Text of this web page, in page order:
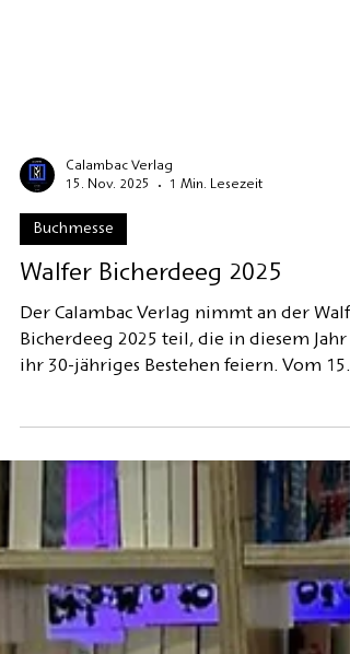
Walfer Bicherdeeg 2025
bis 16. November präsentieren wir
Programm am Stand 33 in Halle 2.